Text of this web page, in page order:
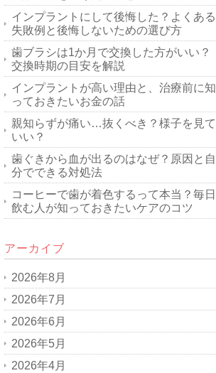
インプラントにして後悔した？よくある
失敗例と後悔しないための選び方
歯ブラシは1か月で交換した方がいい？
交換時期の目安を解説
インプラントが高い理由と、治療前に知
っておきたいお金の話
親知らずが痛い…抜くべき？様子を見て
いい？
歯ぐきから血が出るのはなぜ？原因と自
分でできる対処法
コーヒーで歯が着色するって本当？毎日
飲む人が知っておきたいケアのコツ
アーカイブ
2026年8月
2026年7月
2026年6月
2026年5月
2026年4月